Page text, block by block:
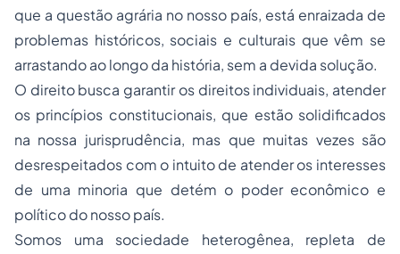
que a questão agrária no nosso país, está enraizada de
problemas históricos, sociais e culturais que vêm se
arrastando ao longo da história, sem a devida solução.
O direito busca garantir os direitos individuais, atender
os princípios constitucionais, que estão solidificados
na nossa jurisprudência, mas que muitas vezes são
desrespeitados com o intuito de atender os interesses
de uma minoria que detém o poder econômico e
político do nosso país.
Somos uma sociedade heterogênea, repleta de